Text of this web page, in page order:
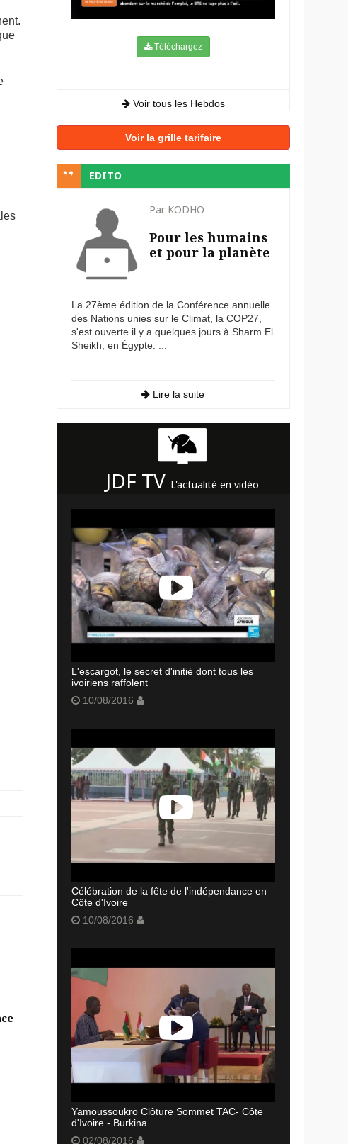
Téléchargez
Voir tous les Hebdos
Voir la grille tarifaire
EDITO
Par KODHO
Pour les humains
et pour la planète
La 27ème édition de la Conférence annuelle
des Nations unies sur le Climat, la COP27,
s'est ouverte il y a quelques jours à Sharm El
Sheikh, en Égypte. ...
Lire la suite
JDF TV L'actualité en vidéo
L'escargot, le secret d'initié dont tous les
ivoiriens raffolent
10/08/2016
Célébration de la fête de l'indépendance en
Côte d'Ivoire
10/08/2016
Yamoussoukro Clôture Sommet TAC- Côte
d'Ivoire - Burkina
02/08/2016